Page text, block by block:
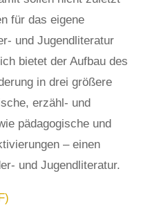
für das eigene
und Jugendliteratur
bietet der Aufbau des
in drei größere
erzähl- und
pädagogische und
– einen
und Jugendliteratur.